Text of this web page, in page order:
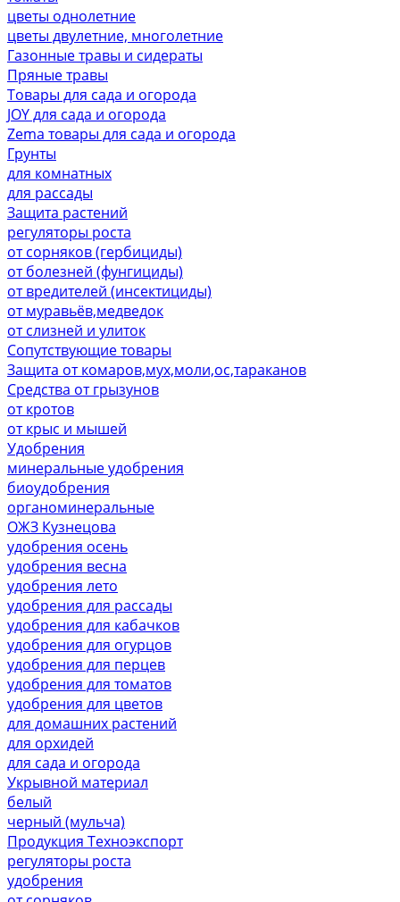
цветы однолетние
цветы двулетние, многолетние
Газонные травы и сидераты
Пряные травы
Товары для сада и огорода
JOY для сада и огорода
Zema товары для сада и огорода
Грунты
для комнатных
для рассады
Защита растений
регуляторы роста
от сорняков (гербициды)
от болезней (фунгициды)
от вредителей (инсектициды)
от муравьёв,медведок
от слизней и улиток
Сопутствующие товары
Защита от комаров,мух,моли,ос,тараканов
Средства от грызунов
от кротов
от крыс и мышей
Удобрения
минеральные удобрения
биоудобрения
органоминеральные
ОЖЗ Кузнецова
удобрения осень
удобрения весна
удобрения лето
удобрения для рассады
удобрения для кабачков
удобрения для огурцов
удобрения для перцев
удобрения для томатов
удобрения для цветов
для домашних растений
для орхидей
для сада и огорода
Укрывной материал
белый
черный (мульча)
Продукция Техноэкспорт
регуляторы роста
удобрения